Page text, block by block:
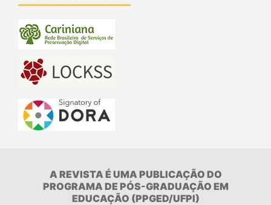
A REVISTA É UMA PUBLICAÇÃO DO
PROGRAMA DE PÓS-GRADUAÇÃO EM
EDUCAÇÃO (PPGED/UFPI)